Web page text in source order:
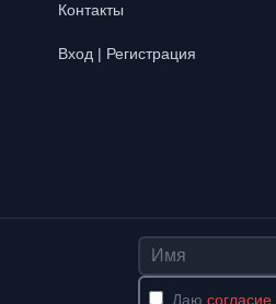
Контакты
Вход | Регистрация
Имя
Даю согласие